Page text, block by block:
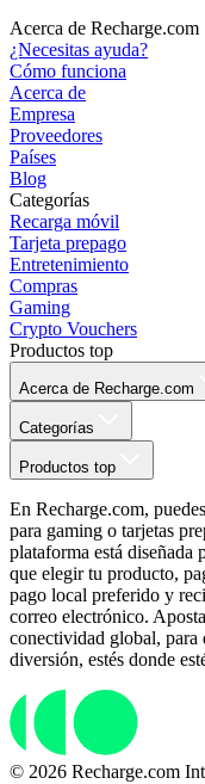
Acerca de Recharge.com
¿Necesitas ayuda?
Cómo funciona
Acerca de
Empresa
Proveedores
Países
Blog
Categorías
Recarga móvil
Tarjeta prepago
Entretenimiento
Compras
Gaming
Crypto Vouchers
Productos top
Acerca de Recharge.com
Categorías
Productos top
En Recharge.com,
para gaming o tarjetas
plataforma está diseñada
que elegir tu producto,
pago local preferido y
correo electrónico.
conectividad global, para
diversión, estés donde
© 2026 Recharge.com